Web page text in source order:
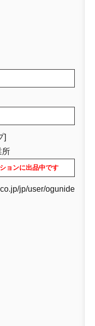
]
ョンに出品中です
jp/user/ogunide